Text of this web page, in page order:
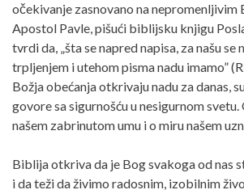
očekivanje zasnovano na nepromenljivim
Apostol Pavle, pišući biblijsku knjigu
tvrdi da, „šta se napred napisa, za našu se
trpljenjem i utehom pisma nadu imamo”
Božja obećanja otkrivaju nadu za danas,
govore sa sigurnošću u nesigurnom
našem zabrinutom umu i o miru našem
Biblija otkriva da je Bog svakoga od nas
i da teži da živimo radosnim, izobilnim